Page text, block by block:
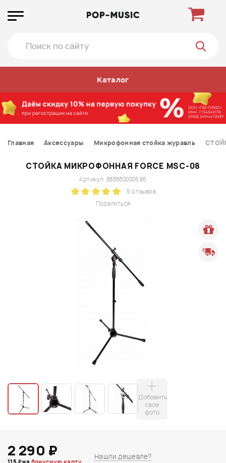
Каталог
Главная Аксессуары Микрофонная стойка журавль
СТОЙКА МИКРОФОННАЯ FORCE MSC-08
Поделиться
Артикул: 888880000596
5 отзывов
Добавить
свое
фото
2 290 ₽ Нашли дешевле?